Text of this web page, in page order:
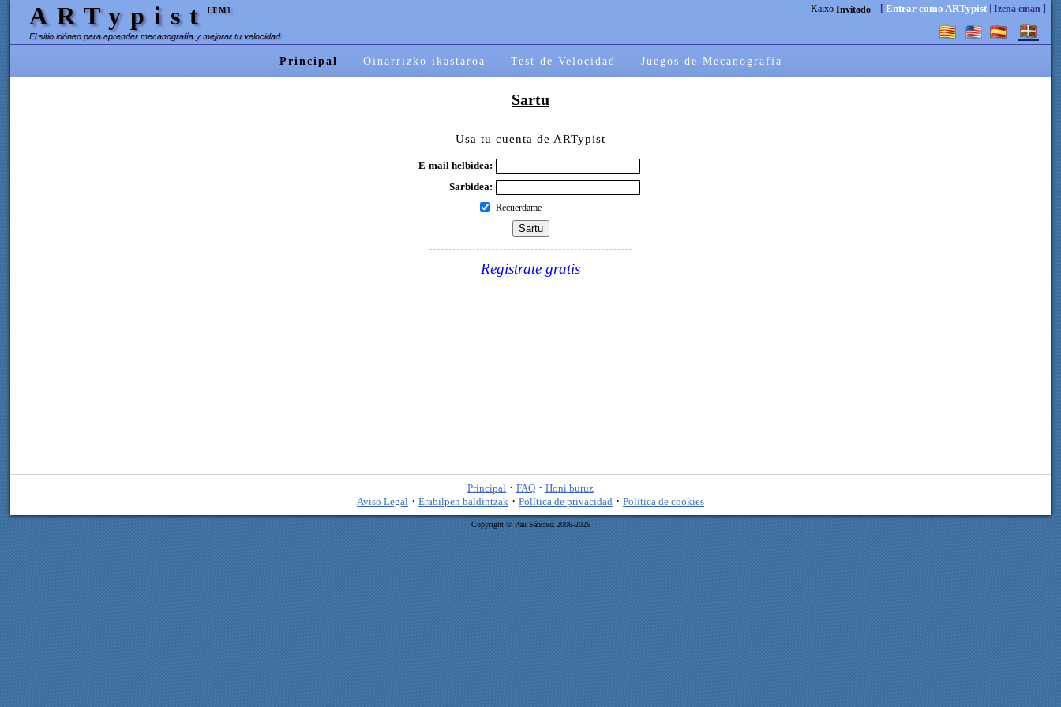
ARTypist[TM]
El sitio idóneo para aprender mecanografía y mejorar tu velocidad
Kaixo Invitado [ Entrar como ARTypist| Izena eman ]
Principal Oinarrizko ikastaroa Test de Velocidad Juegos de Mecanografía
Sartu
Usa tu cuenta de ARTypist
E-mail helbidea:
Sarbidea:
Recuerdame
Registrate gratis
Principal · FAQ · Honi buruz
Aviso Legal · Erabilpen baldintzak · Política de privacidad · Política de cookies
Copyright © Pau Sánchez 2006-2026